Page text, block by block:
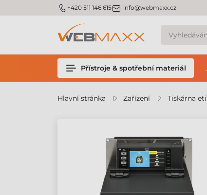
m_phone +420 511 146 615m_email info@webmaxx.cz
Přístroje & spotřební materiál
Hlavní stránka Zařízení Tiskárna